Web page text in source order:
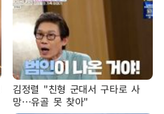
김정렬 "친형 군대서 구타로 사
망…유골 못 찾아"